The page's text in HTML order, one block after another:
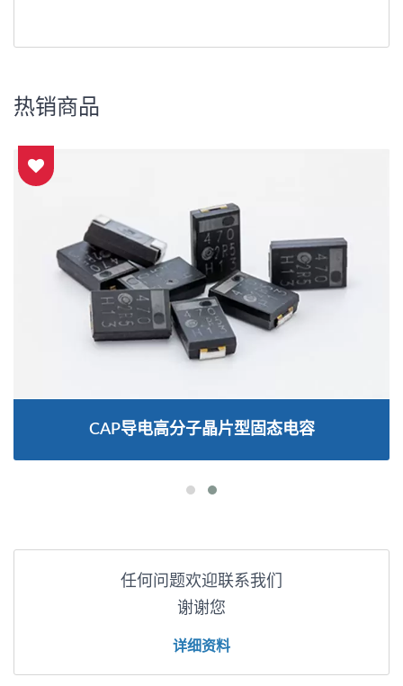
热销商品
CAP导电高分子晶片型固态电容
任何问题欢迎联系我们
谢谢您
详细资料